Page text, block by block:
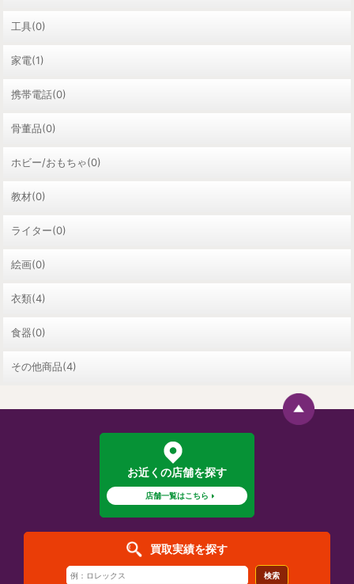
工具(0)
家電(1)
携帯電話(0)
骨董品(0)
ホビー/おもちゃ(0)
教材(0)
ライター(0)
絵画(0)
衣類(4)
食器(0)
その他商品(4)
お近くの店舗を探す
店舗一覧はこちら
買取実績を探す
検索